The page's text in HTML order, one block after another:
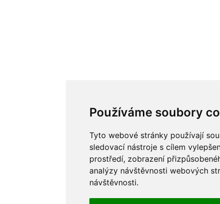
Používáme soubory
Tyto webové stránky používají
sledovací nástroje s cílem
prostředí, zobrazení
analýzy návštěvnosti webových
návštěvnosti.